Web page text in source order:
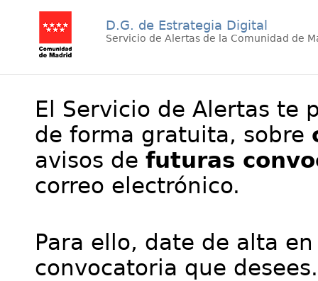
D.G. de Estrategia Digital
Servicio de Alertas de la Comunidad de
El Servicio de Alertas te
de forma gratuita, sobre
avisos de futuras
correo electrónico.
Para ello, date de alta
convocatoria que desees.